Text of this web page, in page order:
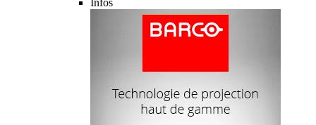
Infos